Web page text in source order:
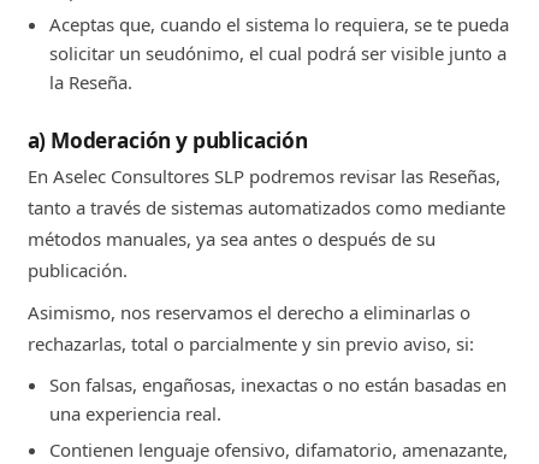
Aceptas que, cuando el sistema lo requiera, se te pueda
solicitar un seudónimo, el cual podrá ser visible junto a
la Reseña.
a) Moderación y publicación
En Aselec Consultores SLP podremos revisar las Reseñas,
tanto a través de sistemas automatizados como mediante
métodos manuales, ya sea antes o después de su
publicación.
Asimismo, nos reservamos el derecho a eliminarlas o
rechazarlas, total o parcialmente y sin previo aviso, si:
Son falsas, engañosas, inexactas o no están basadas en
una experiencia real.
Contienen lenguaje ofensivo, difamatorio, amenazante,